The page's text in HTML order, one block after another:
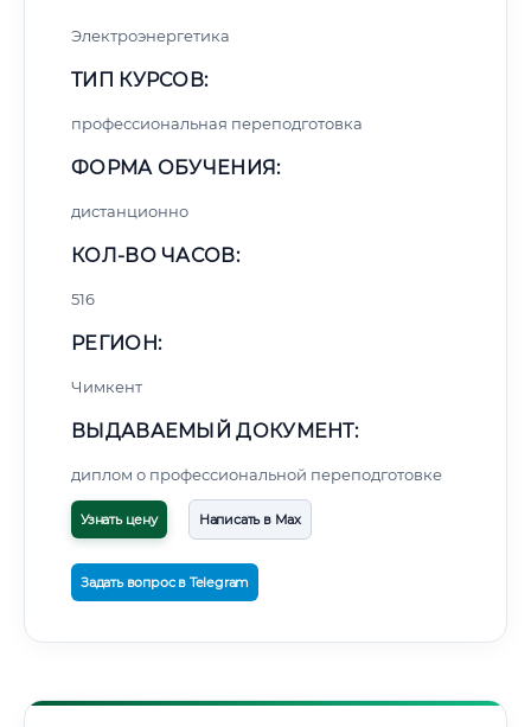
Электроэнергетика
ТИП КУРСОВ:
профессиональная переподготовка
ФОРМА ОБУЧЕНИЯ:
дистанционно
КОЛ-ВО ЧАСОВ:
516
РЕГИОН:
Чимкент
ВЫДАВАЕМЫЙ ДОКУМЕНТ:
диплом о профессиональной переподготовке
Узнать цену Написать в Max
Задать вопрос в Telegram